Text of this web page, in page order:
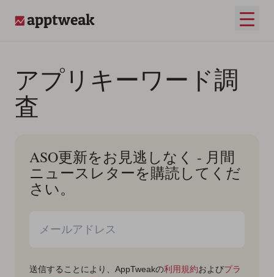
メイ
アプリキーワード調
査
ASO更新をお見逃しなく - 月間
ニュースレターを購読してくだ
さい。
送信することにより、AppTweakの利用規約およびプラ